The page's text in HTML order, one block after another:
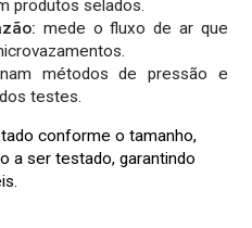
produtos selados.
mede o fluxo de ar que
métodos de pressão e
testes.
conforme o tamanho,
a ser testado, garantindo